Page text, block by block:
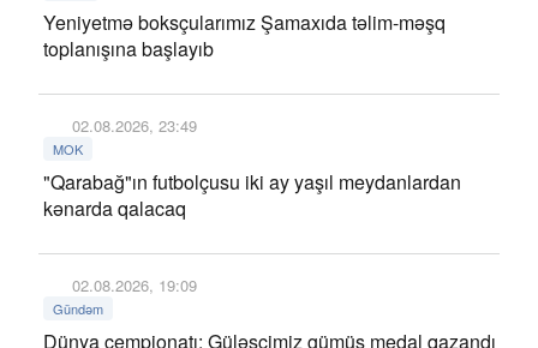
Yeniyetmə boksçularımız Şamaxıda təlim-məşq
toplanışına başlayıb
02.08.2026, 23:49
MOK
"Qarabağ"ın futbolçusu iki ay yaşıl meydanlardan
kənarda qalacaq
02.08.2026, 19:09
Gündəm
Dünya çempionatı: Güləşçimiz gümüş medal qazandı